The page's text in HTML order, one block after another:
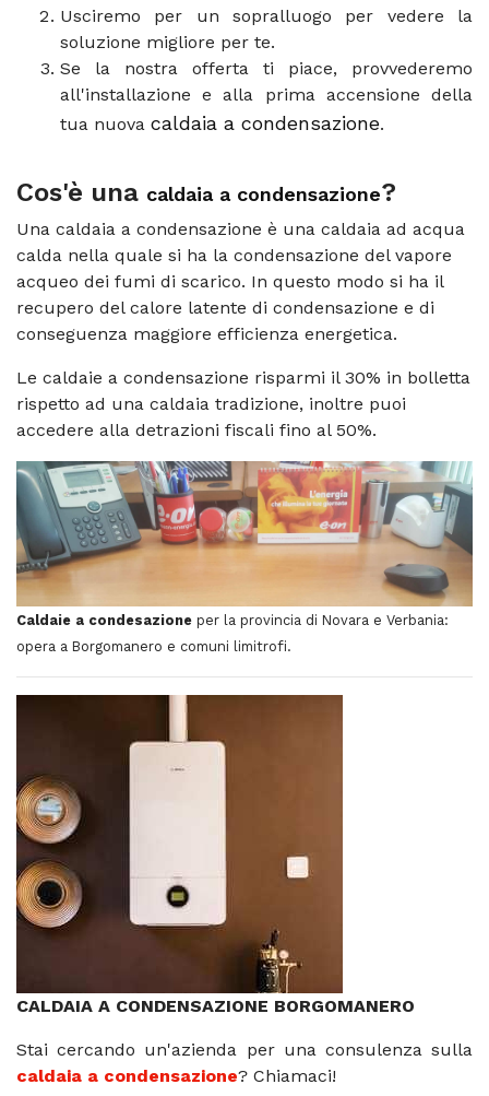
Usciremo per un sopralluogo per vedere la
soluzione migliore per te.
Se la nostra offerta ti piace, provvederemo
all'installazione e alla prima accensione della
tua nuova caldaia a condensazione.
Cos'è una caldaia a condensazione?
Una caldaia a condensazione è una caldaia ad acqua
calda nella quale si ha la condensazione del vapore
acqueo dei fumi di scarico. In questo modo si ha il
recupero del calore latente di condensazione e di
conseguenza maggiore efficienza energetica.
Le caldaie a condensazione risparmi il 30% in bolletta
rispetto ad una caldaia tradizione, inoltre puoi
accedere alla detrazioni fiscali fino al 50%.
Caldaie a condesazione per la provincia di Novara e Verbania:
opera a Borgomanero e comuni limitrofi.
CALDAIA A CONDENSAZIONE BORGOMANERO
Stai cercando un'azienda per una consulenza sulla
caldaia a condensazione? Chiamaci!